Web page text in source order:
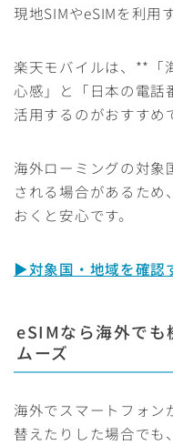
現地SIMやeSIMを利用
楽天モバイルは、**「
心感」と「日本の電話
活用するのがおすすめ
海外ローミングの対象
される場合があるため
おくと安心です。
▶対象国・地域を確認
eSIMなら海外でも
ムーズ
海外でスマートフォン
替えたりした場合でも